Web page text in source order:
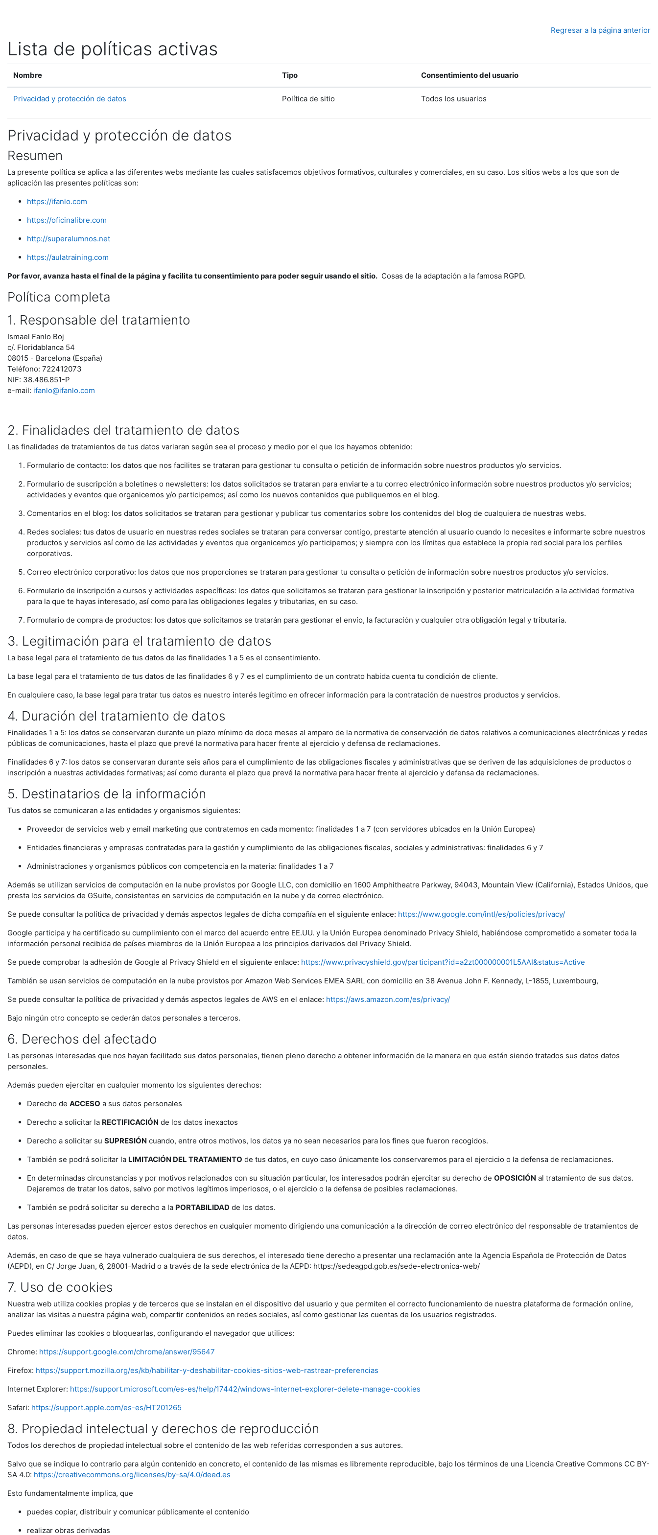
Regresar a la página anterior
Lista de políticas activas
Nombre Tipo Consentimiento del usuario
Privacidad y protección de datos Política de sitio Todos los usuarios
Privacidad y protección de datos
Resumen
La presente política se aplica a las diferentes webs mediante las cuales satisfacemos objetivos formativos, culturales y comerciales, en su caso. Los sitios webs a los que son de
aplicación las presentes políticas son:
https://ifanlo.com
https://oficinalibre.com
http://superalumnos.net
https://aulatraining.com
Por favor, avanza hasta el final de la página y facilita tu consentimiento para poder seguir usando el sitio. Cosas de la adaptación a la famosa RGPD.
Política completa
1. Responsable del tratamiento
Ismael Fanlo Boj
c/. Floridablanca 54
08015 - Barcelona (España)
Teléfono: 722412073
NIF: 38.486.851-P
e-mail: ifanlo@ifanlo.com
2. Finalidades del tratamiento de datos
Las finalidades de tratamientos de tus datos variaran según sea el proceso y medio por el que los hayamos obtenido:
Formulario de contacto: los datos que nos facilites se trataran para gestionar tu consulta o petición de información sobre nuestros productos y/o servicios.
Formulario de suscripción a boletines o newsletters: los datos solicitados se trataran para enviarte a tu correo electrónico información sobre nuestros productos y/o servicios;
actividades y eventos que organicemos y/o participemos; así como los nuevos contenidos que publiquemos en el blog.
Comentarios en el blog: los datos solicitados se trataran para gestionar y publicar tus comentarios sobre los contenidos del blog de cualquiera de nuestras webs.
Redes sociales: tus datos de usuario en nuestras redes sociales se trataran para conversar contigo, prestarte atención al usuario cuando lo necesites e informarte sobre nuestros
productos y servicios así como de las actividades y eventos que organicemos y/o participemos; y siempre con los límites que establece la propia red social para los perfiles
corporativos.
Correo electrónico corporativo: los datos que nos proporciones se trataran para gestionar tu consulta o petición de información sobre nuestros productos y/o servicios.
Formulario de inscripción a cursos y actividades específicas: los datos que solicitamos se trataran para gestionar la inscripción y posterior matriculación a la actividad formativa
para la que te hayas interesado, así como para las obligaciones legales y tributarias, en su caso.
Formulario de compra de productos: los datos que solicitamos se tratarán para gestionar el envío, la facturación y cualquier otra obligación legal y tributaria.
3. Legitimación para el tratamiento de datos
La base legal para el tratamiento de tus datos de las finalidades 1 a 5 es el consentimiento.
La base legal para el tratamiento de tus datos de las finalidades 6 y 7 es el cumplimiento de un contrato habida cuenta tu condición de cliente.
En cualquiere caso, la base legal para tratar tus datos es nuestro interés legítimo en ofrecer información para la contratación de nuestros productos y servicios.
4. Duración del tratamiento de datos
Finalidades 1 a 5: los datos se conservaran durante un plazo mínimo de doce meses al amparo de la normativa de conservación de datos relativos a comunicaciones electrónicas y redes
públicas de comunicaciones, hasta el plazo que prevé la normativa para hacer frente al ejercicio y defensa de reclamaciones.
Finalidades 6 y 7: los datos se conservaran durante seis años para el cumplimiento de las obligaciones fiscales y administrativas que se deriven de las adquisiciones de productos o
inscripción a nuestras actividades formativas; así como durante el plazo que prevé la normativa para hacer frente al ejercicio y defensa de reclamaciones.
5. Destinatarios de la información
Tus datos se comunicaran a las entidades y organismos siguientes:
Proveedor de servicios web y email marketing que contratemos en cada momento: finalidades 1 a 7 (con servidores ubicados en la Unión Europea)
Entidades financieras y empresas contratadas para la gestión y cumplimiento de las obligaciones fiscales, sociales y administrativas: finalidades 6 y 7
Administraciones y organismos públicos con competencia en la materia: finalidades 1 a 7
Además se utilizan servicios de computación en la nube provistos por Google LLC, con domicilio en 1600 Amphitheatre Parkway, 94043, Mountain View (California), Estados Unidos, que
presta los servicios de GSuite, consistentes en servicios de computación en la nube y de correo electrónico.
Se puede consultar la política de privacidad y demás aspectos legales de dicha compañía en el siguiente enlace: https://www.google.com/intl/es/policies/privacy/
Google participa y ha certificado su cumplimiento con el marco del acuerdo entre EE.UU. y la Unión Europea denominado Privacy Shield, habiéndose comprometido a someter toda la
información personal recibida de países miembros de la Unión Europea a los principios derivados del Privacy Shield.
Se puede comprobar la adhesión de Google al Privacy Shield en el siguiente enlace: https://www.privacyshield.gov/participant?id=a2zt000000001L5AAI&status=Active
También se usan servicios de computación en la nube provistos por Amazon Web Services EMEA SARL con domicilio en 38 Avenue John F. Kennedy, L-1855, Luxembourg,
Se puede consultar la política de privacidad y demás aspectos legales de AWS en el enlace: https://aws.amazon.com/es/privacy/
Bajo ningún otro concepto se cederán datos personales a terceros.
6. Derechos del afectado
Las personas interesadas que nos hayan facilitado sus datos personales, tienen pleno derecho a obtener información de la manera en que están siendo tratados sus datos datos
personales.
Además pueden ejercitar en cualquier momento los siguientes derechos:
Derecho de ACCESO a sus datos personales
Derecho a solicitar la RECTIFICACIÓN de los datos inexactos
Derecho a solicitar su SUPRESIÓN cuando, entre otros motivos, los datos ya no sean necesarios para los fines que fueron recogidos.
También se podrá solicitar la LIMITACIÓN DEL TRATAMIENTO de tus datos, en cuyo caso únicamente los conservaremos para el ejercicio o la defensa de reclamaciones.
En determinadas circunstancias y por motivos relacionados con su situación particular, los interesados podrán ejercitar su derecho de OPOSICIÓN al tratamiento de sus datos.
Dejaremos de tratar los datos, salvo por motivos legítimos imperiosos, o el ejercicio o la defensa de posibles reclamaciones.
También se podrá solicitar su derecho a la PORTABILIDAD de los datos.
Las personas interesadas pueden ejercer estos derechos en cualquier momento dirigiendo una comunicación a la dirección de correo electrónico del responsable de tratamientos de
datos.
Además, en caso de que se haya vulnerado cualquiera de sus derechos, el interesado tiene derecho a presentar una reclamación ante la Agencia Española de Protección de Datos
(AEPD), en C/ Jorge Juan, 6, 28001-Madrid o a través de la sede electrónica de la AEPD: https://sedeagpd.gob.es/sede-electronica-web/
7. Uso de cookies
Nuestra web utiliza cookies propias y de terceros que se instalan en el dispositivo del usuario y que permiten el correcto funcionamiento de nuestra plataforma de formación online,
analizar las visitas a nuestra página web, compartir contenidos en redes sociales, así como gestionar las cuentas de los usuarios registrados.
Puedes eliminar las cookies o bloquearlas, configurando el navegador que utilices:
Chrome: https://support.google.com/chrome/answer/95647
Firefox: https://support.mozilla.org/es/kb/habilitar-y-deshabilitar-cookies-sitios-web-rastrear-preferencias
Internet Explorer: https://support.microsoft.com/es-es/help/17442/windows-internet-explorer-delete-manage-cookies
Safari: https://support.apple.com/es-es/HT201265
8. Propiedad intelectual y derechos de reproducción
Todos los derechos de propiedad intelectual sobre el contenido de las web referidas corresponden a sus autores.
Salvo que se indique lo contrario para algún contenido en concreto, el contenido de las mismas es libremente reproducible, bajo los términos de una Licencia Creative Commons CC BY-
SA 4.0: https://creativecommons.org/licenses/by-sa/4.0/deed.es
Esto fundamentalmente implica, que
puedes copiar, distribuir y comunicar públicamente el contenido
realizar obras derivadas